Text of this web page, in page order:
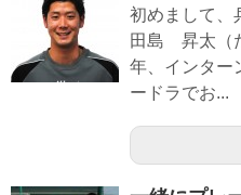
初めまして、
田島 昇太（
年、インター
ードラでお...